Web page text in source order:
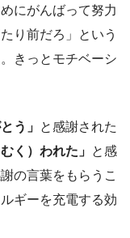
にがんばって努力
り前だろ」という
きっとモチベーシ
う」 と感謝された
く）われた」 と感
の言葉をもらうこ
ギーを充電する効